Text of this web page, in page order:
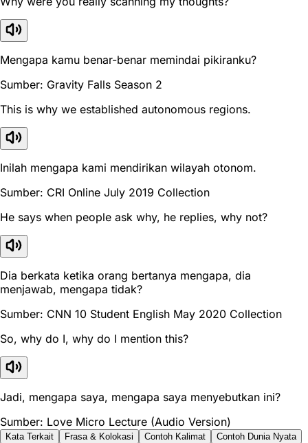
Mengapa kamu benar-benar memindai pikiranku?
Sumber: Gravity Falls Season 2
This is why we established autonomous regions.
Inilah mengapa kami mendirikan wilayah otonom.
Sumber: CRI Online July 2019 Collection
He says when people ask why, he replies, why not?
Dia berkata ketika orang bertanya mengapa, dia
menjawab, mengapa tidak?
Sumber: CNN 10 Student English May 2020 Collection
So, why do I, why do I mention this?
Jadi, mengapa saya, mengapa saya menyebutkan ini?
Sumber: Love Micro Lecture (Audio Version)
Kata Terkait Frasa & Kolokasi Contoh Kalimat Contoh Dunia Nyata